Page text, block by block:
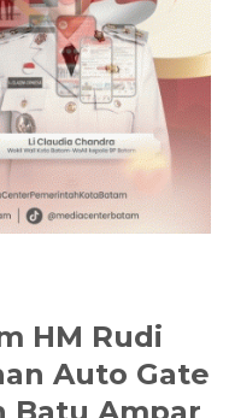
HM Rudi
Auto Gate